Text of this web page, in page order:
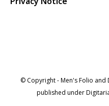
© Copyright - Men's Folio and
published under